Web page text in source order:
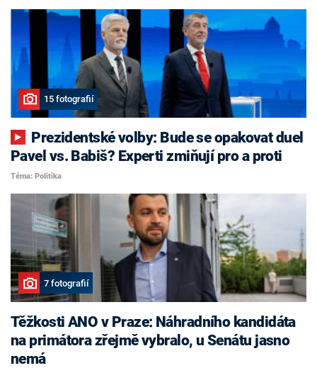
15 fotografií
Pavel vs. Babiš? Experti zmiňují pro a proti
Téma: Politika
7 fotografií
Těžkosti ANO v Praze: Náhradního kandidáta
na primátora zřejmě vybralo, u Senátu jasno
nemá